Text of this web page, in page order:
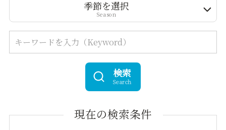
季節を選択
Season
検索
Search
現在の検索条件